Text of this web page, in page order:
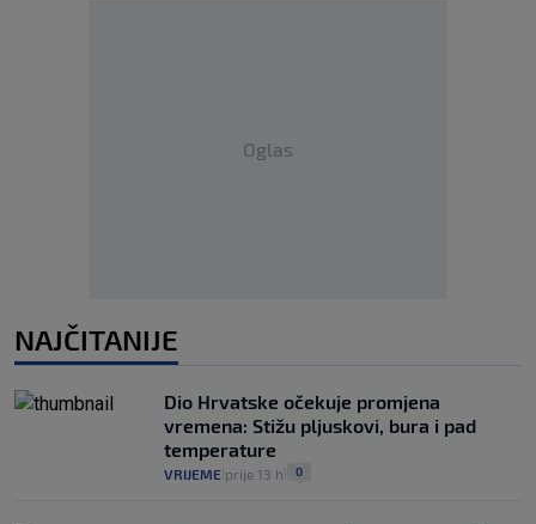
Oglas
NAJČITANIJE
Dio Hrvatske očekuje promjena
vremena: Stižu pljuskovi, bura i pad
temperature
VRIJEME prije 13 h 0